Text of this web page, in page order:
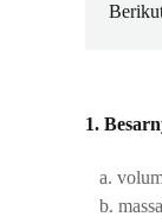
1.
a.
b.